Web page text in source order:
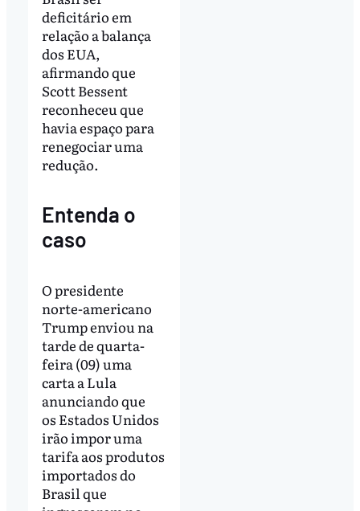
deficitário em
relação a balança
dos EUA,
afirmando que
Scott Bessent
reconheceu que
havia espaço para
renegociar uma
redução.
Entenda o
caso
O presidente
norte-americano
Trump enviou na
tarde de quarta-
feira (09) uma
carta a Lula
anunciando que
os Estados Unidos
irão impor uma
tarifa aos produtos
importados do
Brasil que